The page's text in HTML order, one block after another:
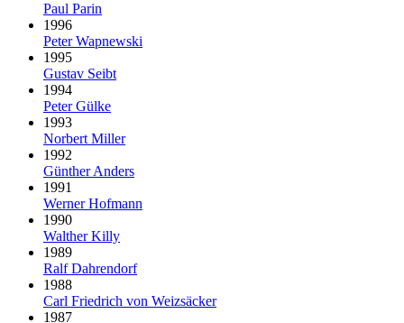
Paul Parin
1996
Peter Wapnewski
1995
Gustav Seibt
1994
Peter Gülke
1993
Norbert Miller
1992
Günther Anders
1991
Werner Hofmann
1990
Walther Killy
1989
Ralf Dahrendorf
1988
Carl Friedrich von Weizsäcker
1987